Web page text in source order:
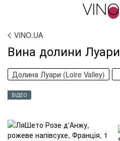
VINO.UA
Вина долини Луари
Долина Луари (Loire Valley)
ВІДЕО